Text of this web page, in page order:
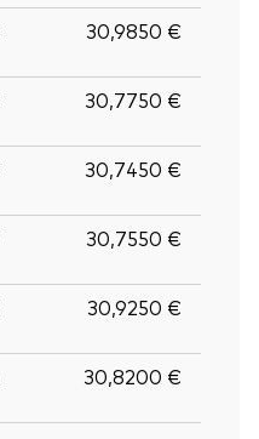
30,9850 €
30,7750 €
30,7450 €
30,7550 €
30,9250 €
30,8200 €